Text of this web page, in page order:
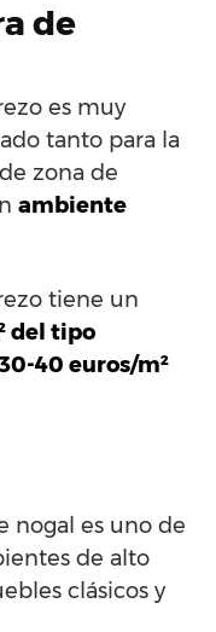
de
es muy
tanto para la
zona de
ambiente
tiene un
del tipo
40 euros/m²
nogal es uno de
de alto
clásicos y